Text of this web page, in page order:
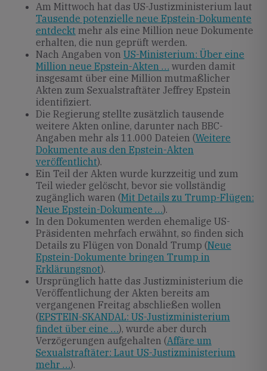
Am Mittwoch hat das US-Justizministerium laut
Tausende potenzielle neue Epstein-Dokumente
entdeckt mehr als eine Million neue Dokumente
erhalten, die nun geprüft werden.
Nach Angaben von US-Ministerium: Über eine
Million neue Epstein-Akten … wurden damit
insgesamt über eine Million mutmaßlicher
Akten zum Sexualstraftäter Jeffrey Epstein
identifiziert.
Die Regierung stellte zusätzlich tausende
weitere Akten online, darunter nach BBC-
Angaben mehr als 11.000 Dateien (Weitere
Dokumente aus den Epstein-Akten
veröffentlicht).
Ein Teil der Akten wurde kurzzeitig und zum
Teil wieder gelöscht, bevor sie vollständig
zugänglich waren (Mit Details zu Trump-Flügen:
Neue Epstein-Dokumente …).
In den Dokumenten werden ehemalige US-
Präsidenten mehrfach erwähnt, so finden sich
Details zu Flügen von Donald Trump (Neue
Epstein-Dokumente bringen Trump in
Erklärungsnot).
Ursprünglich hatte das Justizministerium die
Veröffentlichung der Akten bereits am
vergangenen Freitag abschließen wollen
(EPSTEIN-SKANDAL: US-Justizministerium
findet über eine …), wurde aber durch
Verzögerungen aufgehalten (Affäre um
Sexualstraftäter: Laut US-Justizministerium
mehr …).